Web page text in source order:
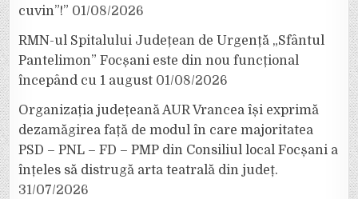
cuvin”!” 01/08/2026
RMN-ul Spitalului Județean de Urgență „Sfântul
Pantelimon” Focșani este din nou funcțional
începând cu 1 august 01/08/2026
Organizația județeană AUR Vrancea își exprimă
dezamăgirea față de modul în care majoritatea
PSD – PNL – FD – PMP din Consiliul local Focșani a
înțeles să distrugă arta teatrală din județ.
31/07/2026